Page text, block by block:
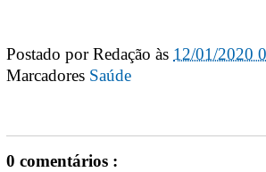
Postado porRedação às 12/01/2020
Marcadores Saúde
0 comentários :